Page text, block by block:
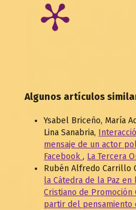
Algunos artículos
Ysabel Briceño, María
Lina Sanabria,
mensaje de un actor
Facebook, La Tercera
Rubén Alfredo Carrillo
la Cátedra de la Paz
Cristiano de Promoción
partir del pensamiento